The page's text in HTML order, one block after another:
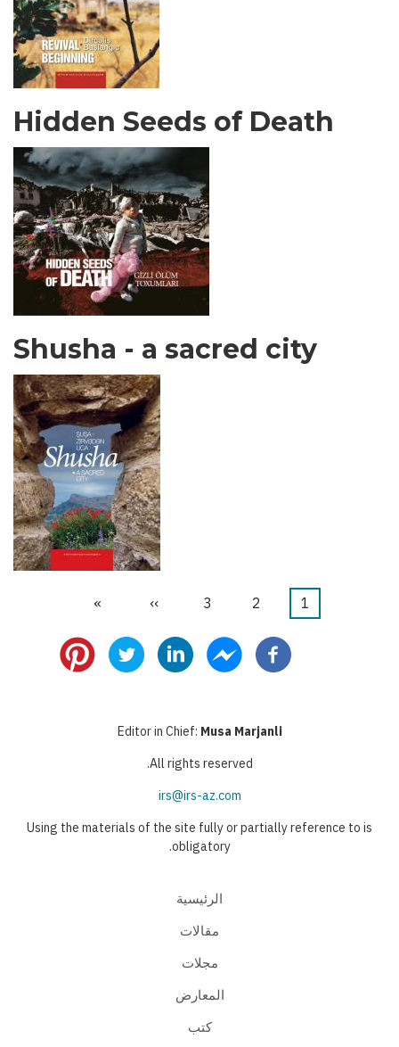
Hidden Seeds of Death
Shusha - a sacred city
Pagination
Current
1 الصفحة
2 الصفحة
3
Next
››
Last
»
Editor in Chief: Musa Marjanli
All rights reserved.
irs@irs-az.com
Using the materials of the site fully or partially reference to is
obligatory.
الرئيسية
مقالات
مجلات
المعارض
كتب